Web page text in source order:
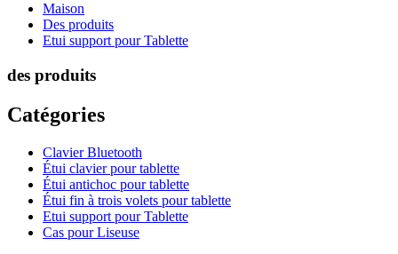
Maison
Des produits
Etui support pour Tablette
des produits
Catégories
Clavier Bluetooth
Étui clavier pour tablette
Étui antichoc pour tablette
Étui fin à trois volets pour tablette
Etui support pour Tablette
Cas pour Liseuse